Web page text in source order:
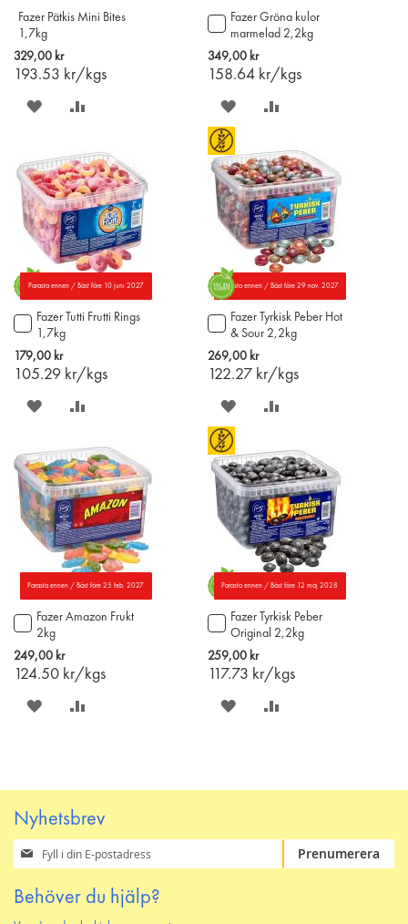
Fazer Pätkis Mini Bites
1,7kg
329,00 kr
193.53 kr/kgs
SPARA
ÖNSKELISTAN
JÄMFÖR
Fazer Gröna kulor
marmelad 2,2kg
349,00 kr
158.64 kr/kgs
Lägg
till
i
varukorgen
SPARA
ÖNSKELISTAN
JÄMFÖR
Parasta ennen / Bäst före 10 juni 2027
Fazer Tutti Frutti Rings
1,7kg
179,00 kr
105.29 kr/kgs
Lägg
till
i
varukorgen
SPARA
ÖNSKELISTAN
JÄMFÖR
Parasta ennen / Bäst före 29 nov. 2027
Fazer Tyrkisk Peber Hot
& Sour 2,2kg
269,00 kr
122.27 kr/kgs
Lägg
till
i
varukorgen
SPARA
ÖNSKELISTAN
JÄMFÖR
Parasta ennen / Bäst före 25 feb. 2027
Fazer Amazon Frukt
2kg
249,00 kr
124.50 kr/kgs
Lägg
till
varukorgen
SPARA
Parasta ennen / Bäst före 12 maj 2028
Fazer Tyrkisk Peber
Original 2,2kg
259,00 kr
117.73 kr/kgs
Lägg
till
i
varukorgen
SPARA
Nyhetsbrev
Prenumerera
på
nyhetsbrev
Prenumerera
Behöver du hjälp?